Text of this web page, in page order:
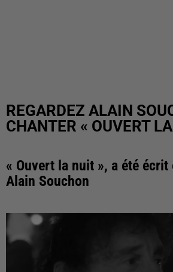
REGARDEZ ALAIN
CHANTER « OUVERT
« Ouvert la nuit », a été
Alain Souchon